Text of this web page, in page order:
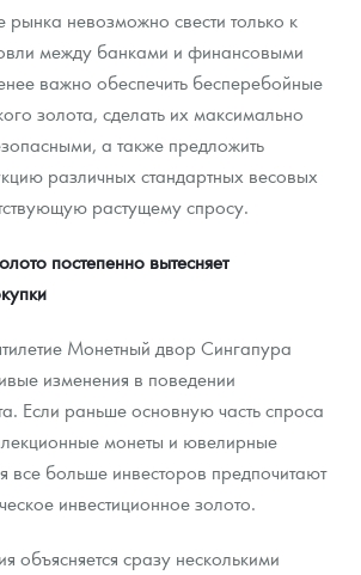
рынка невозможно свести только к
между банками и финансовыми
важно обеспечить бесперебойные
золота, сделать их максимально
а также предложить
различных стандартных весовых
растущему спросу.
постепенно вытесняет
Монетный двор Сингапура
изменения в поведении
Если раньше основную часть спроса
монеты и ювелирные
все больше инвесторов предпочитают
инвестиционное золото.
объясняется сразу несколькими